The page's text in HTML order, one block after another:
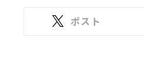
ポスト